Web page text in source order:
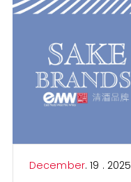
December. 19 . 2025